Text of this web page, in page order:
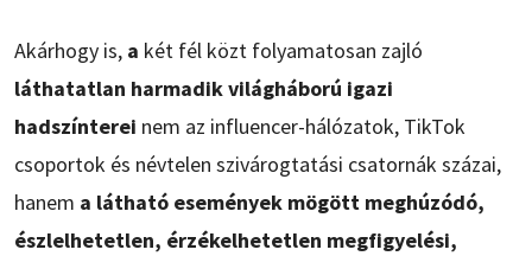
Akárhogy is, a két fél közt folyamatosan zajló
láthatatlan harmadik világháború igazi
hadszínterei nem az influencer-hálózatok, TikTok
csoportok és névtelen szivárogtatási csatornák százai,
hanem a látható események mögött meghúzódó,
észlelhetetlen, érzékelhetetlen megfigyelési,